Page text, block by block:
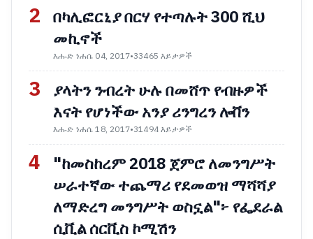
2 በካሊፎርኒያ በርሃ የተጣሉት 300 ሺህ
መኪኖች
እሑድ ነሐሴ 04, 2017•33465 እይታዎች
3
ያላትን ንብረት ሁሉ በመሸጥ የብዙዎች
እናት የሆነችው አንያ ሪንግረን ሎቨን
እሑድ ነሐሴ 18, 2017•31494 እይታዎች
4
"ከመስከረም 2018 ጀምሮ ለመንግሥት
ሠራተኛው ተጨማሪ የደመወዝ ማሻሻያ
ለማድረግ መንግሥት ወስኗል"፦ የፌደራል
ሲቪል ሰርቪስ ኮሚሽን